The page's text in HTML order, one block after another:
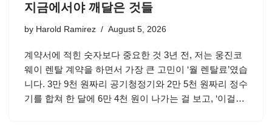
지금에서야 깨달은 것들
by Harold Ramirez August 5, 2026
계약서에 적힌 숫자보다 중요한 것 3년 전, 저는 웅진코
웨이 렌탈 계약을 하면서 가장 큰 고민이 ‘월 렌탈료’였습
니다. 3만 9천 원짜리 공기청정기와 2만 5천 원짜리 정수
기를 합쳐 한 달에 6만 4천 원이 나가는 걸 보고, ‘이걸…